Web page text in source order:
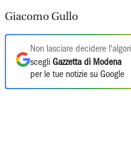
Giacomo Gullo
Non lasciare decidere
scegli Gazzetta di Modena
per le tue notizie su Google